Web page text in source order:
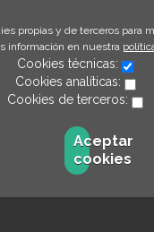
propias y de terceros para
información en nuestra
Cookies técnicas:
Cookies analíticas:
Cookies de terceros:
Aceptar
cookies